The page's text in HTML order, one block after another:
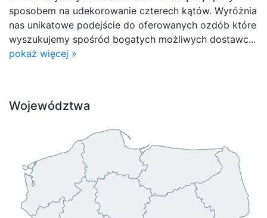
sposobem na udekorowanie czterech kątów. Wyróżnia
nas unikatowe podejście do oferowanych ozdób które
wyszukujemy spośród bogatych możliwych dostawc...
pokaż więcej »
Województwa